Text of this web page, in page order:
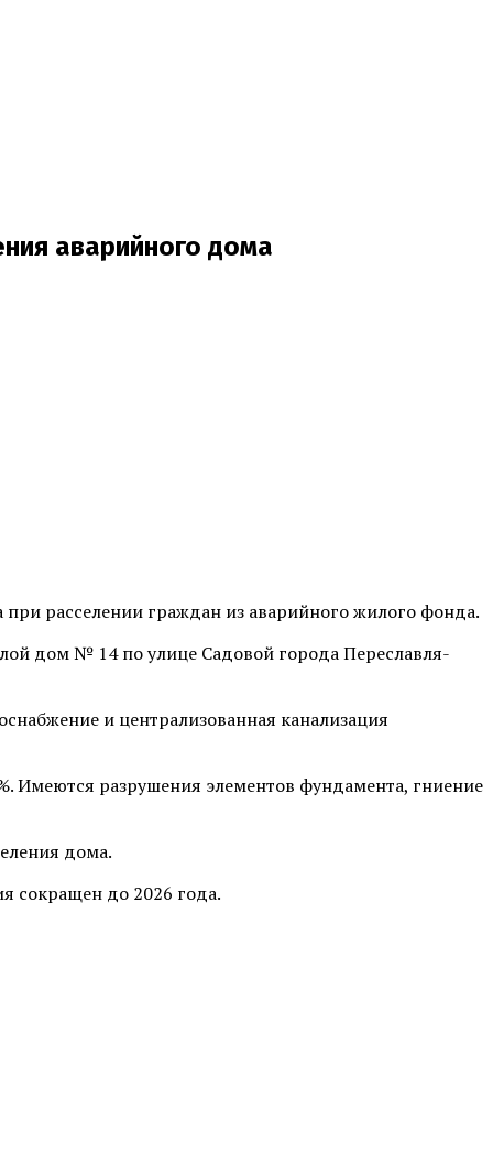
аварийного дома
расселении граждан из аварийного жилого фонда.
дом № 14 по улице Садовой города Переславля-
и централизованная канализация
Имеются разрушения элементов фундамента, гниение
дома.
сокращен до 2026 года.